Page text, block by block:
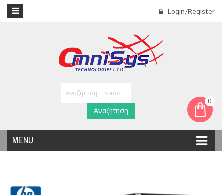
Login/Register
0
MENU
Αναζήτηση